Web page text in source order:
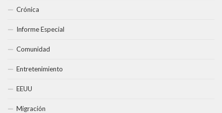
Crónica
Informe Especial
Comunidad
Entretenimiento
EEUU
Migración